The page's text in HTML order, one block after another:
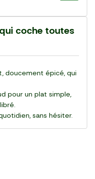
coche toutes
doucement épicé, qui
pour un plat simple,
sans hésiter.